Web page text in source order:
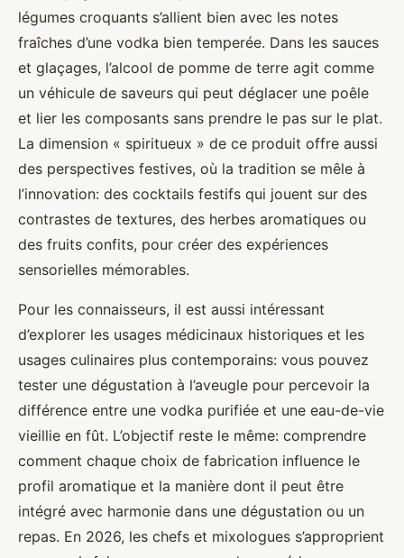
légumes croquants s’allient bien avec les notes
fraîches d’une vodka bien temperée. Dans les sauces
et glaçages, l’alcool de pomme de terre agit comme
un véhicule de saveurs qui peut déglacer une poêle
et lier les composants sans prendre le pas sur le plat.
La dimension « spiritueux » de ce produit offre aussi
des perspectives festives, où la tradition se mêle à
l’innovation: des cocktails festifs qui jouent sur des
contrastes de textures, des herbes aromatiques ou
des fruits confits, pour créer des expériences
sensorielles mémorables.
Pour les connaisseurs, il est aussi intéressant
d’explorer les usages médicinaux historiques et les
usages culinaires plus contemporains: vous pouvez
tester une dégustation à l’aveugle pour percevoir la
différence entre une vodka purifiée et une eau-de-vie
vieillie en fût. L’objectif reste le même: comprendre
comment chaque choix de fabrication influence le
profil aromatique et la manière dont il peut être
intégré avec harmonie dans une dégustation ou un
repas. En 2026, les chefs et mixologues s’approprient